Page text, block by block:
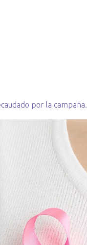
por la campaña.